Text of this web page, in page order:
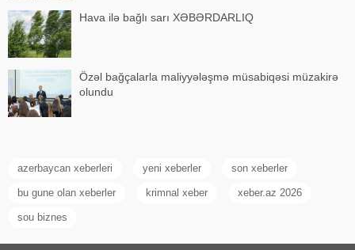
Hava ilə bağlı sarı XƏBƏRDARLIQ
Özəl bağçalarla maliyyələşmə müsabiqəsi müzakirə
olundu
azerbaycan xeberleri yeni xeberler son xeberler
bu gune olan xeberler krimnal xeber xeber.az 2026
sou biznes